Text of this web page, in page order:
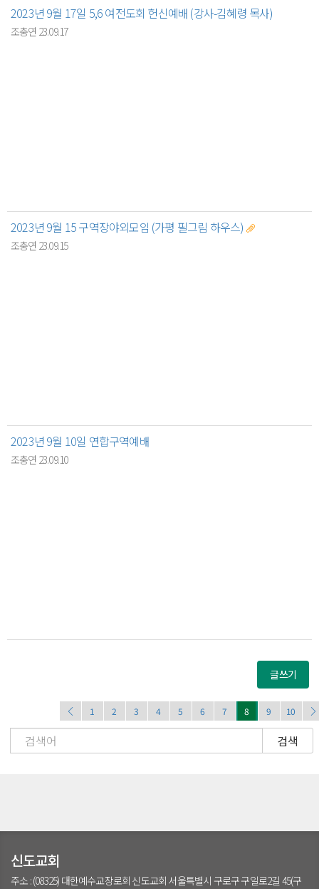
2023년 9월 17일 5,6 여전도회 헌신예배 (강사-김혜령 목사)
조충연 23.09.17
2023년 9월 15 구역장야외모임 (가평 필그림 하우스)
조충연 23.09.15
2023년 9월 10일 연합구역예배
조충연 23.09.10
글쓰기
1 2 3 4 5 6 7 8 9 10
검색
신도교회
주소 : (08325) 대한예수교장로회 신도교회 서울특별시 구로구 구일로2길 45(구